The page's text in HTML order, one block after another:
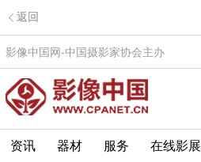
返回
影像中国网-中国摄影家协会主办
资讯 器材 服务 在线影展